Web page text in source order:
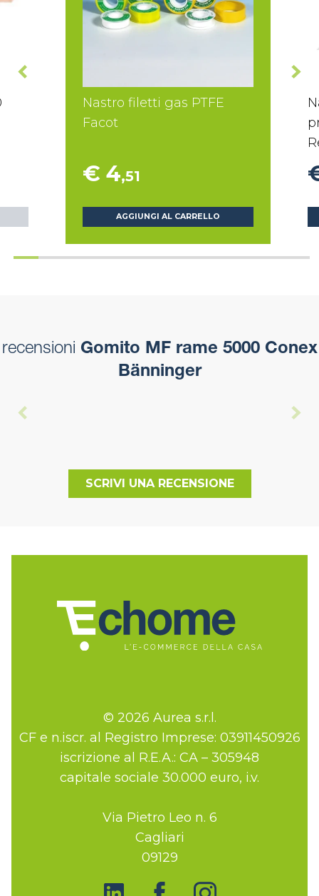
Nastro filetti gas PTFE
Facot
€ 4,51
AGGIUNGI AL CARRELLO
recensioni Gomito MF rame 5000 Conex
Bänninger
SCRIVI UNA RECENSIONE
© 2026 Aurea s.r.l.
CF e n.iscr. al Registro Imprese: 03911450926
iscrizione al R.E.A.: CA – 305948
capitale sociale 30.000 euro, i.v.
Via Pietro Leo n. 6
Cagliari
09129